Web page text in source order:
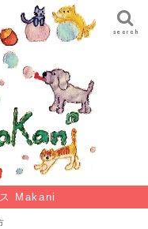
search
Makani